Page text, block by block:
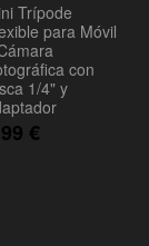
Trípode
para Móvil
con
1/4" y
€